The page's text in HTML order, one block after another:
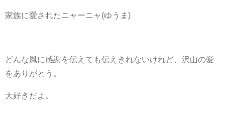
家族に愛されたニャーニャ(ゆうま)
どんな風に感謝を伝えても伝えきれないけれど、沢山の愛
をありがとう。
大好きだよ。